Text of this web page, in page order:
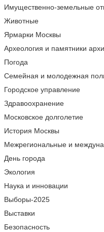
Имущественно-земельные
Животные
Ярмарки Москвы
Археология и памятники
Погода
Семейная и молодежная
Городское управление
Здравоохранение
Московское долголетие
История Москвы
Межрегиональные и
День города
Экология
Наука и инновации
Выборы-2025
Выставки
Безопасность